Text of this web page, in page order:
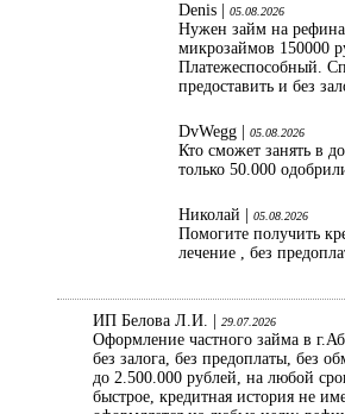
Denis |
05.08.2026
Нужен займ на
микрозаймов 150000
Платежеспособный.
предоставить и без
DvWegg | 05.08.2026
Кто сможет занять в
только 50.000
Николай | 05.08.2026
Помогите получить
лечение , без
ИП Белова Л.И. | 29.07.2026
Оформление частного займа в
без залога, без предоплаты, без
до 2.500.000 рублей, на любой
быстрое, кредитная история не